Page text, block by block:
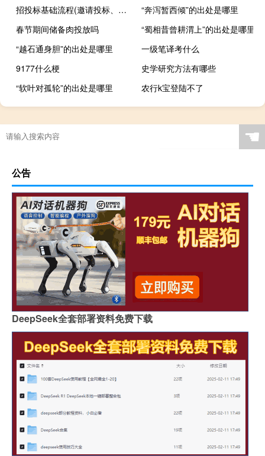
招投标基础流程(邀请投标、文件评审、合同签订、验收和支付)
“奔泻暂西倾”的出处是哪里
春节期间储备肉投放吗
“蜀相昔曾耕渭上”的出处是哪里
“越石通身胆”的出处是哪里
一级笔译考什么
9177什么梗
史学研究方法有哪些
“软叶对孤轮”的出处是哪里
农行k宝登陆不了
一加7t拆解（一加7t）
☚
公告
DeepSeek全套部署资料免费下载